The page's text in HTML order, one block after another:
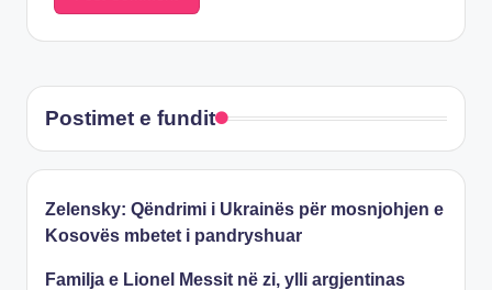
Postimet e fundit
Zelensky: Qëndrimi i Ukrainës për mosnjohjen e
Kosovës mbetet i pandryshuar
Familja e Lionel Messit në zi, ylli argjentinas